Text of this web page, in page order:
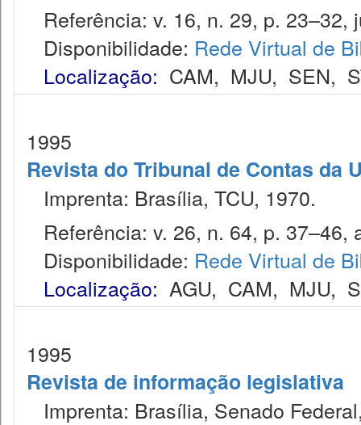
Referência: v. 16, n. 29, p. 23–32,
Disponibilidade: Rede Virtual de
Localização: CAM, MJU, SEN,
1995
Revista do Tribunal de Contas da
Imprenta: Brasília, TCU, 1970.
Referência: v. 26, n. 64, p. 37–46,
Disponibilidade: Rede Virtual de
Localização: AGU, CAM, MJU,
1995
Revista de informação legislativa
Imprenta: Brasília, Senado